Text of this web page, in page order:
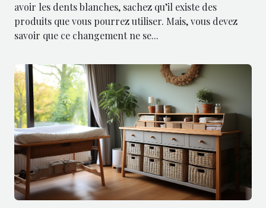
avoir les dents blanches, sachez qu’il existe des
produits que vous pourrez utiliser. Mais, vous devez
savoir que ce changement ne se...